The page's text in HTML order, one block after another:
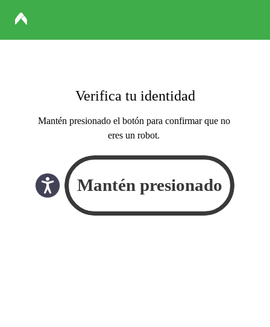
Verifica tu identidad
Mantén presionado el botón para confirmar que no
eres un robot.